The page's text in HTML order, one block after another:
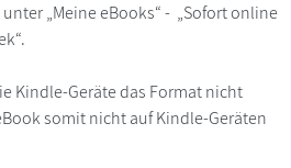
„Meine eBooks“ - „Sofort online
Kindle-Geräte das Format nicht
somit nicht auf Kindle-Geräten